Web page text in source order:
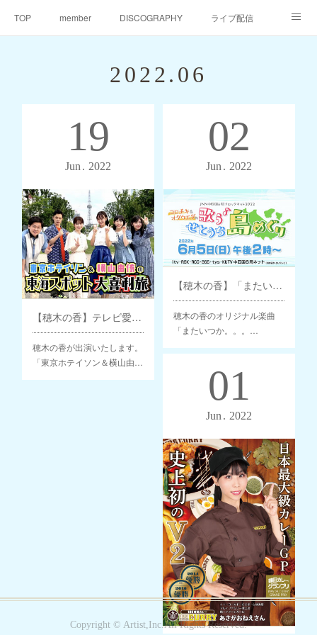
TOP member DISCOGRAPHY ライブ配信
2022. 06
19
Jun 2022
【穂木の香】テレビ愛知「東京ホテイソン＆横山由依の東海スポット大喜利旅」出演
穂木の香が出演いたします。
「東京ホテイソン＆横山由…
02
Jun 2022
【穂木の香】「またいつか。。。」テーマ曲に起用
穂木の香のオリジナル楽曲
「またいつか。。。…
01
Jun 2022
Copyright ©︎ Artist,Inc.All Rights Reserved.